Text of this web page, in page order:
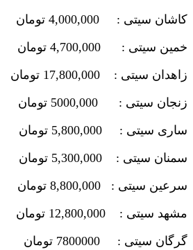
کاشان سیتی : 4,000,000 تومان
خمین سیتی : 4,700,000 تومان
زاهدان سیتی : 17,800,000 تومان
زنجان سیتی : 5000,000 تومان
ساری سیتی : 5,800,000 تومان
سمنان سیتی : 5,300,000 تومان
سرعین سیتی : 8,800,000 تومان
مشهد سیتی : 12,800,000 تومان
گرگان سیتی : 7800000 تومان